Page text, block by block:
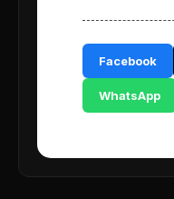
Facebook
WhatsApp